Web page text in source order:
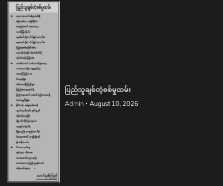
ပြည်သူချစ်တဲ့စစ်မှုထမ်း
Admin August 10, 2026